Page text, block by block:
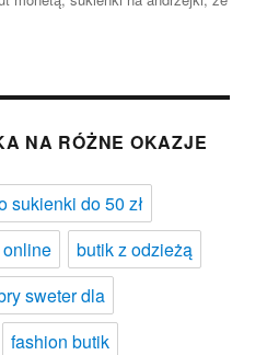
NA RÓŻNE OKAZJE
sukienki do 50 zł
butik z odzieżą
sweter dla
fashion butik